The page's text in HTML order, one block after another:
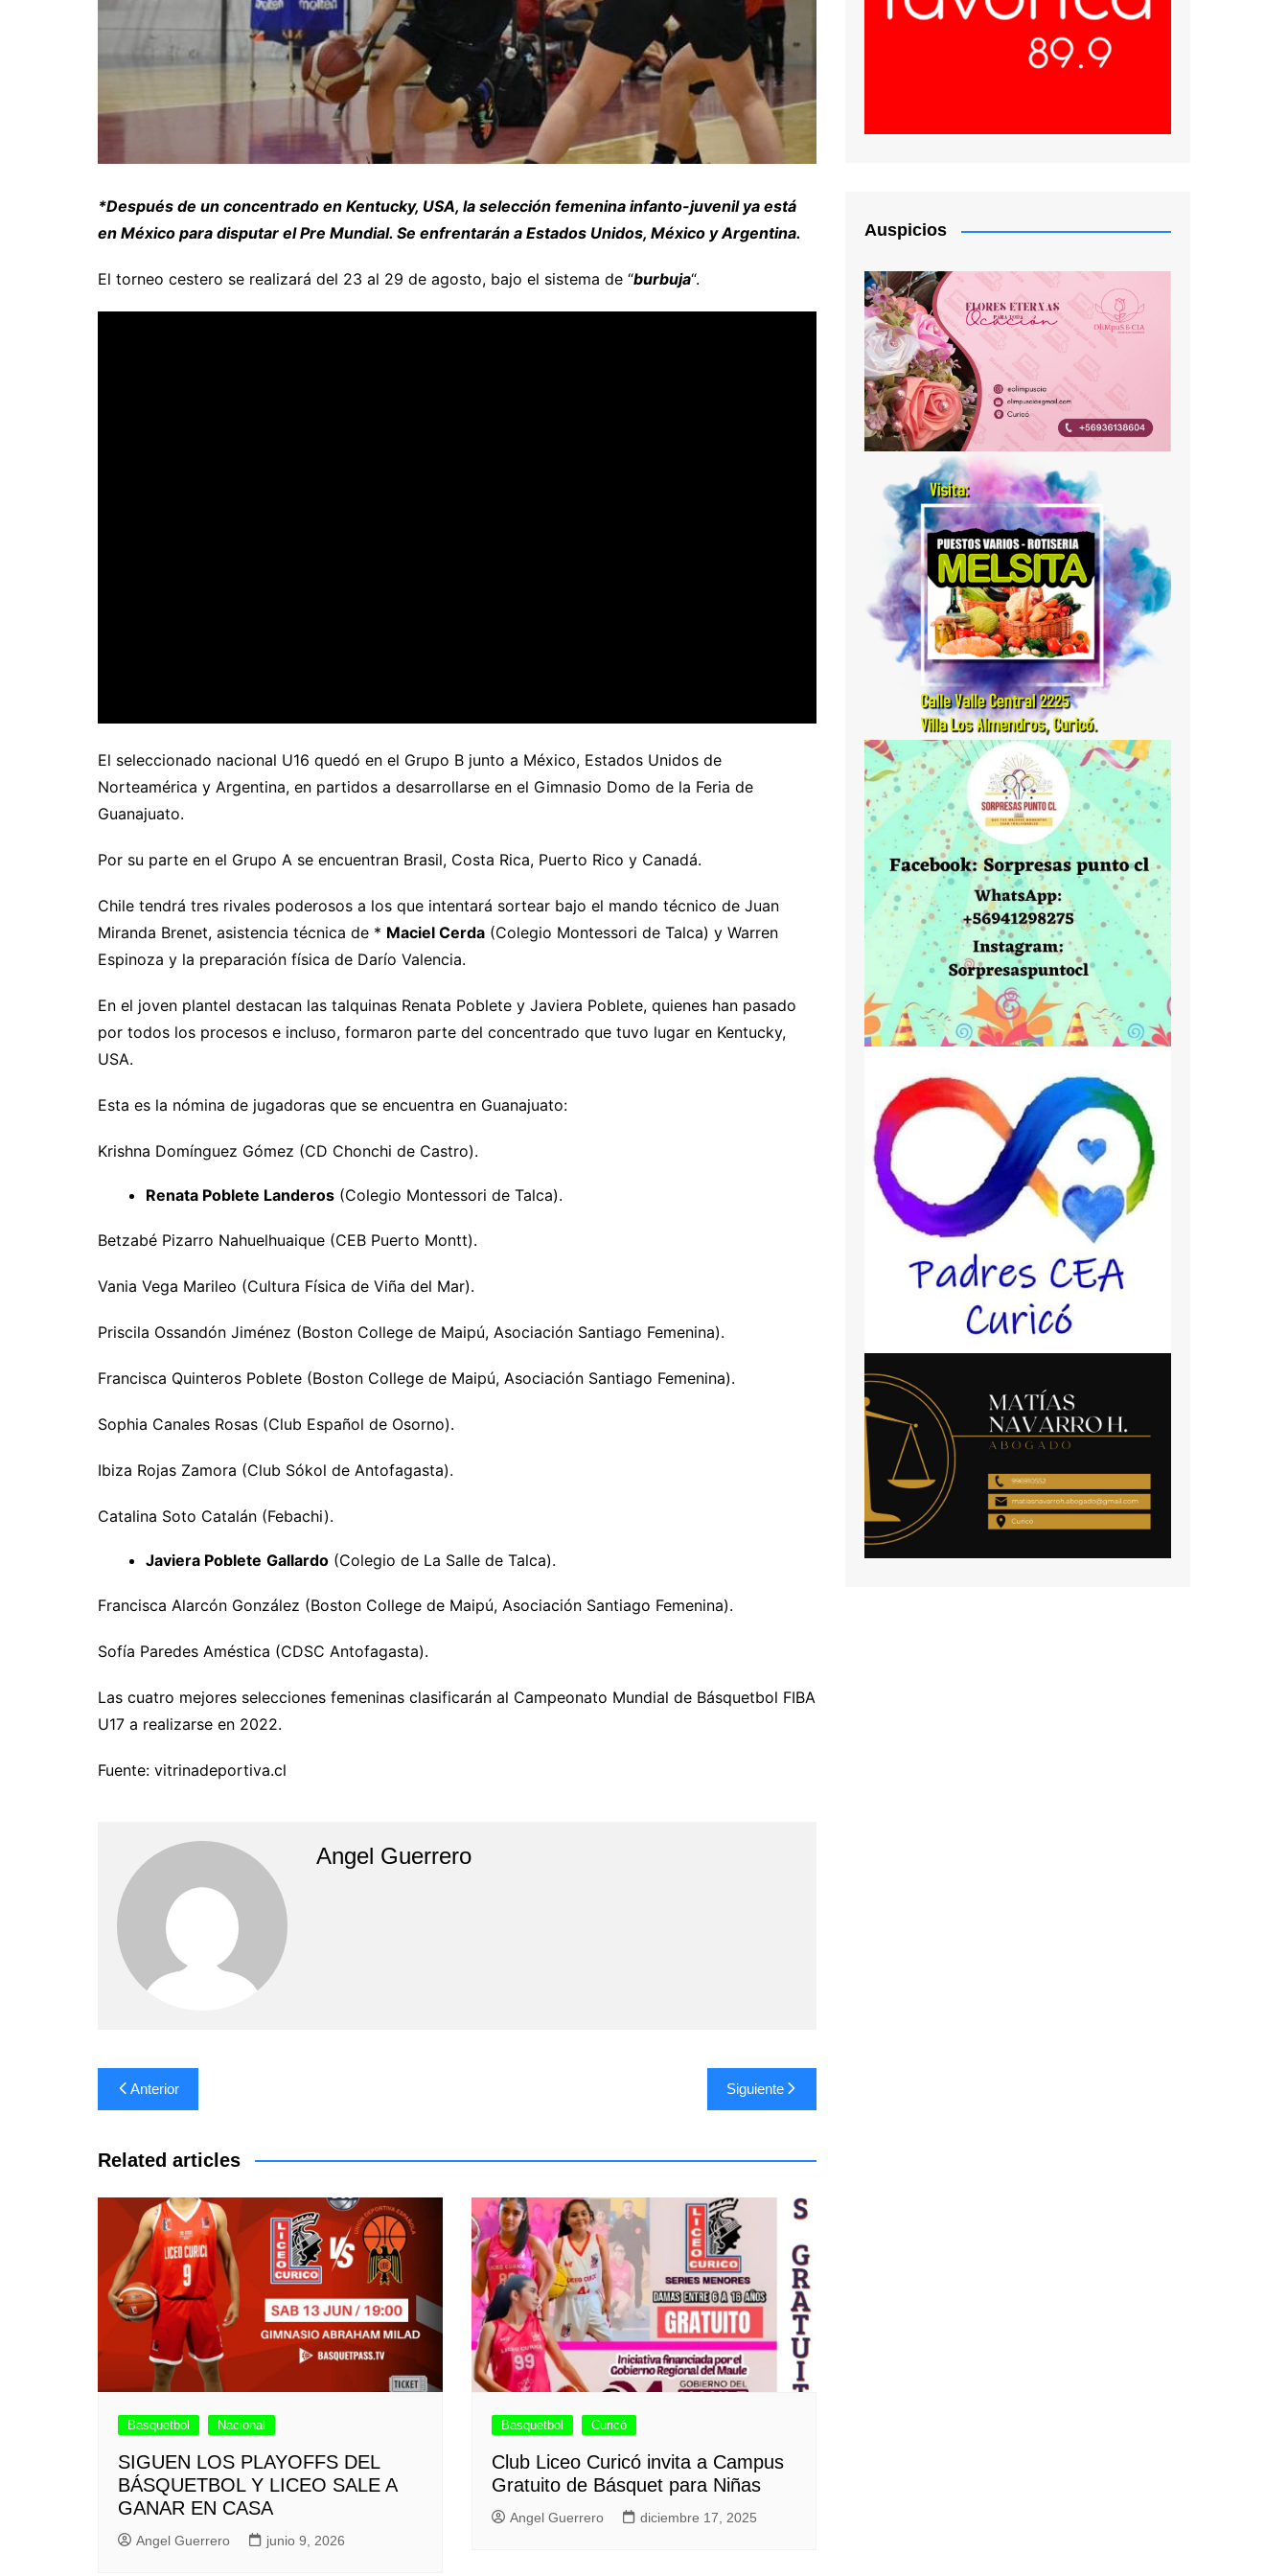
*Después de un concentrado en Kentucky, USA, la selección femenina infanto-juvenil ya está
en México para disputar el Pre Mundial. Se enfrentarán a Estados Unidos, México y Argentina.
El torneo cestero se realizará del 23 al 29 de agosto, bajo el sistema de “burbuja“.
El seleccionado nacional U16 quedó en el Grupo B junto a México, Estados Unidos de
Norteamérica y Argentina, en partidos a desarrollarse en el Gimnasio Domo de la Feria de
Guanajuato.
Por su parte en el Grupo A se encuentran Brasil, Costa Rica, Puerto Rico y Canadá.
Chile tendrá tres rivales poderosos a los que intentará sortear bajo el mando técnico de Juan
Miranda Brenet, asistencia técnica de * Maciel Cerda (Colegio Montessori de Talca) y Warren
Espinoza y la preparación física de Darío Valencia.
En el joven plantel destacan las talquinas Renata Poblete y Javiera Poblete, quienes han pasado
por todos los procesos e incluso, formaron parte del concentrado que tuvo lugar en Kentucky,
USA.
Esta es la nómina de jugadoras que se encuentra en Guanajuato:
Krishna Domínguez Gómez (CD Chonchi de Castro).
Renata Poblete Landeros (Colegio Montessori de Talca).
Betzabé Pizarro Nahuelhuaique (CEB Puerto Montt).
Vania Vega Marileo (Cultura Física de Viña del Mar).
Priscila Ossandón Jiménez (Boston College de Maipú, Asociación Santiago Femenina).
Francisca Quinteros Poblete (Boston College de Maipú, Asociación Santiago Femenina).
Sophia Canales Rosas (Club Español de Osorno).
Ibiza Rojas Zamora (Club Sókol de Antofagasta).
Catalina Soto Catalán (Febachi).
Javiera Poblete Gallardo (Colegio de La Salle de Talca).
Francisca Alarcón González (Boston College de Maipú, Asociación Santiago Femenina).
Sofía Paredes Améstica (CDSC Antofagasta).
Las cuatro mejores selecciones femeninas clasificarán al Campeonato Mundial de Básquetbol FIBA
U17 a realizarse en 2022.
Fuente: vitrinadeportiva.cl
Angel Guerrero
Navegación
de
entradas
Anterior Siguiente
Related articles
Basquetbol Nacional
SIGUEN LOS PLAYOFFS DEL
BÁSQUETBOL Y LICEO SALE A
GANAR EN CASA
Angel Guerrero junio 9, 2026
Basquetbol Curicó
Club Liceo Curicó invita a Campus
Gratuito de Básquet para Niñas
Angel Guerrero diciembre 17, 2025
Auspicios